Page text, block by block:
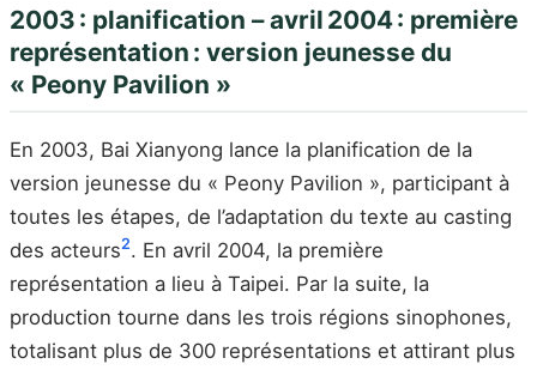
2003 : planification – avril 2004 : première
représentation : version jeunesse du
« Peony Pavilion »
En 2003, Bai Xianyong lance la planification de la
version jeunesse du « Peony Pavilion », participant à
toutes les étapes, de l’adaptation du texte au casting
des acteurs2. En avril 2004, la première
représentation a lieu à Taipei. Par la suite, la
production tourne dans les trois régions sinophones,
totalisant plus de 300 représentations et attirant plus